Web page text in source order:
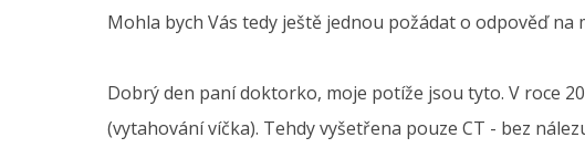
Mohla bych Vás tedy ještě jednou požádat o odpověď
Dobrý den paní doktorko, moje potíže jsou tyto. V roce
(vytahování víčka). Tehdy vyšetřena pouze CT - bez